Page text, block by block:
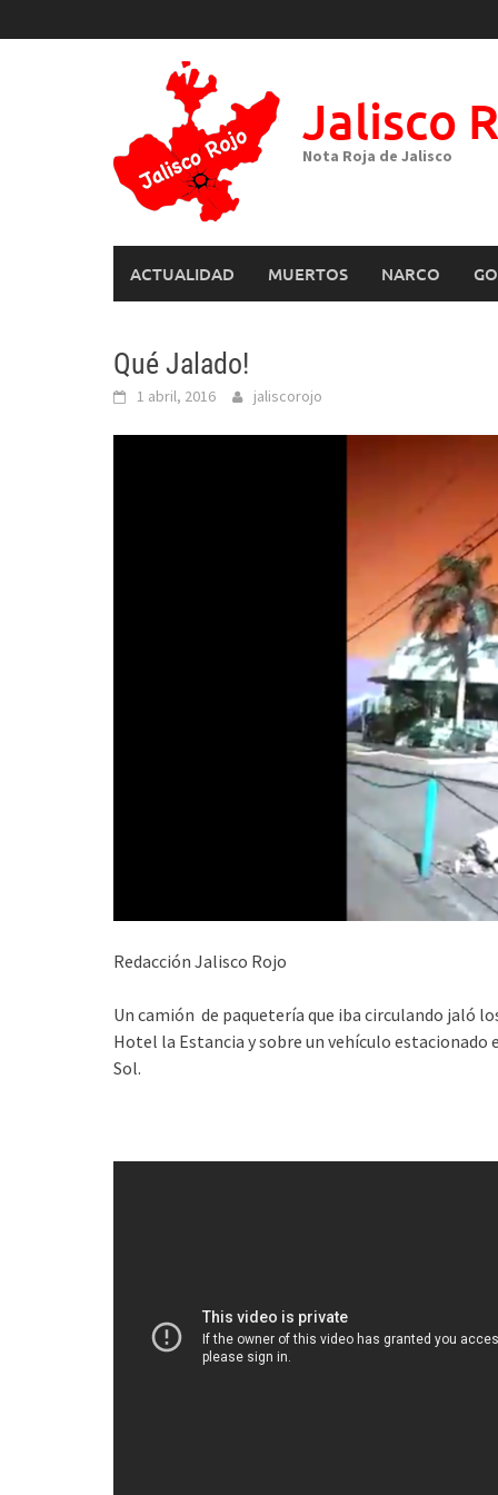
to
Jalisco
Nota Roja de Jalisco
ACTUALIDAD MUERTOS NARCO
Qué Jalado!
1 abril, 2016 jaliscorojo
Redacción Jalisco Rojo
Un camión de paquetería que iba circulando jaló
Hotel la Estancia y sobre un vehículo estacionado
Sol.